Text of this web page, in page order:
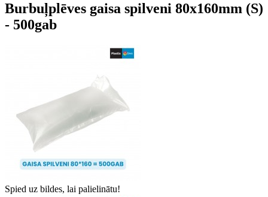
Burbuļplēves gaisa spilveni 80x160mm (S)
- 500gab
Spied uz bildes, lai palielinātu!